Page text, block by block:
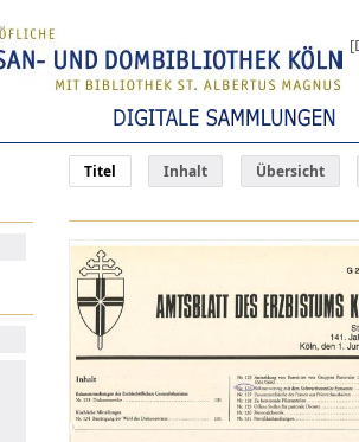
Titel Inhalt Übersicht